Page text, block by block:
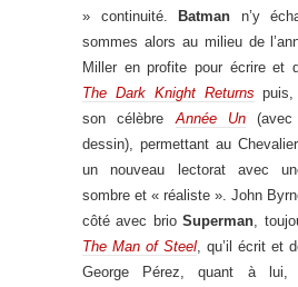
» continuité.Batman n’y
sommes alors au milieu de
Miller en profite pour écrire et
The Dark Knight Returns puis,
son célèbre Année Un (avec
dessin), permettant au
un nouveau lectorat avec
sombre et « réaliste ». John
côté avec brioSuperman ,
The Man of Steel , qu’il écrit et
George Pérez, quant à lui,